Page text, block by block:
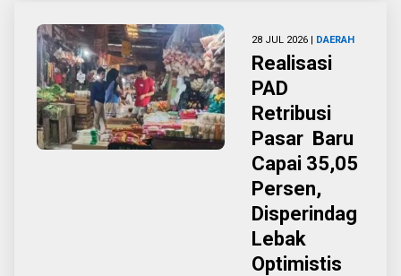
28 JUL 2026 | DAERAH
Realisasi
PAD
Retribusi
Pasar Baru
Capai 35,05
Persen,
Disperindag
Lebak
Optimistis